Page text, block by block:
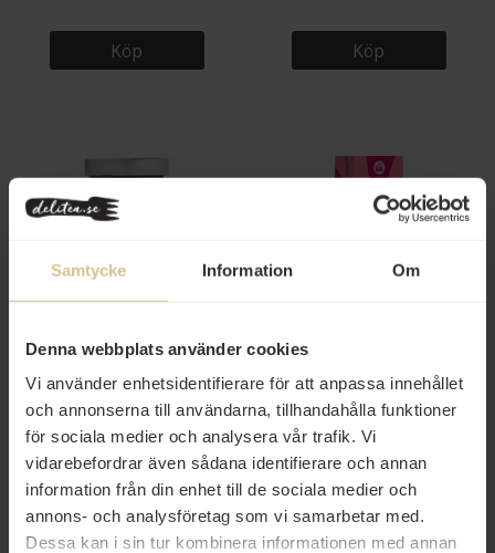
Samtycke Information Om
Denna webbplats använder cookies
Vi använder enhetsidentifierare för att anpassa innehållet
och annonserna till användarna, tillhandahålla funktioner
för sociala medier och analysera vår trafik. Vi
vidarebefordrar även sådana identifierare och annan
information från din enhet till de sociala medier och
annons- och analysföretag som vi samarbetar med.
Dessa kan i sin tur kombinera informationen med annan
Köp Köp
129 kr
400g
Köp Köp